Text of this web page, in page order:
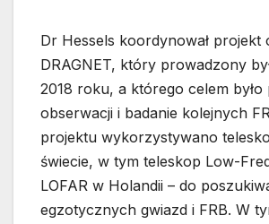
Dr Hessels koordynował projekt
DRAGNET, który prowadzony
2018 roku, a którego celem było
obserwacji i badanie kolejnych
projektu wykorzystywano
świecie, w tym teleskop Low-
LOFAR w Holandii – do
egzotycznych gwiazd i FRB. W